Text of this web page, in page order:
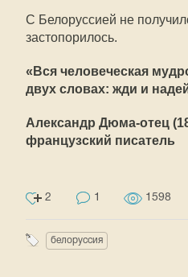
С Белоруссией не
застопорилось.
«Вся человеческая
двух словах: жди и
Александр Дюма-отец
французский писатель
2 1 1598
белоруссия